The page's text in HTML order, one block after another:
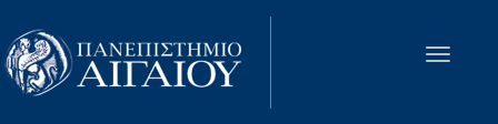
Παράκαμψη προς το κυρίως περιεχόμενο
Toggle